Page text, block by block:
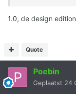
1.0, de design
Quote
Poebin
Geplaatst 24